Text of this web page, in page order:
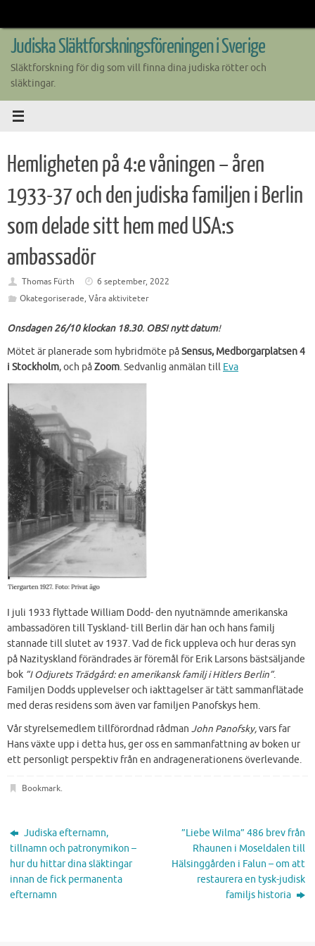
content
Judiska Släktforskningsföreningen i Sverige
Släktforskning för dig som vill finna dina judiska rötter och
släktingar.
Hemligheten på 4:e våningen – åren
1933-37 och den judiska familjen i Berlin
som delade sitt hem med USA:s
ambassadör
Thomas Fürth
6 september, 2022
Okategoriserade, Våra aktiviteter
Onsdagen 26/10 klockan 18.30. OBS! nytt datum!
Mötet är planerade som hybridmöte påSensus, Medborgarplatsen 4
i Stockholm, och påZoom. Sedvanlig anmälan till Eva
I juli 1933 flyttade William Dodd- den nyutnämnde amerikanska
ambassadören till Tyskland- till Berlin där han och hans familj
stannade till slutet av 1937. Vad de fick uppleva och hur deras syn
på Nazityskland förändrades är föremål för Erik Larsons bästsäljande
bok ”I Odjurets Trädgård: en amerikansk familj i Hitlers Berlin”.
Familjen Dodds upplevelser och iakttagelser är tätt sammanflätade
med deras residens som även var familjen Panofskys hem.
Vår styrelsemedlem tillförordnad rådman John Panofsky,vars far
Hans växte upp i detta hus, ger oss en sammanfattning av boken ur
ett personligt perspektiv från en andragenerationens överlevande.
Bookmark.
Judiska efternamn,
tillnamn och patronymikon –
hur du hittar dina släktingar
innan de fick permanenta
efternamn
”Liebe Wilma” 486 brev från
Rhaunen i Moseldalen till
Hälsinggården i Falun – om att
restaurera en tysk-judisk
familjs historia